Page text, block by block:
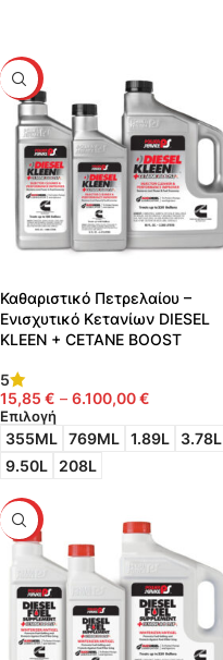
HOT
Καθαριστικό Πετρελαίου –
Ενισχυτικό Κετανίων DIESEL
KLEEN + CETANE BOOST
5
15,85 € – 6.100,00€
Επιλογή
355ML 769ML 1.89L
3.78L
9.50L
208L
HOT